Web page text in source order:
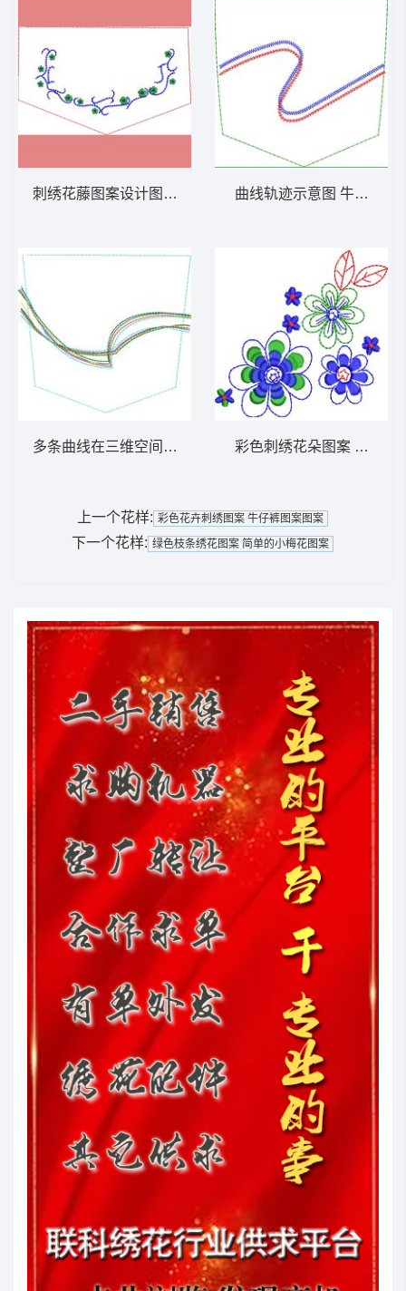
刺绣花藤图案设计图 裤袋图案图案_牛仔口袋
多条曲线在三维空间中交织 牛仔裤后袋图案
曲线轨迹示意图 牛仔裤_
彩色刺绣花朵图案 花朵图
上一个花样: 彩色花卉刺绣图案 牛仔裤图案图案
下一个花样: 绿色枝条绣花图案 简单的小梅花图案